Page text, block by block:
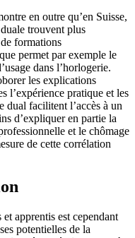
en outre qu’en Suisse,
trouvent plus
formations
permet par exemple le
dans l’horlogerie.
les explications
l’expérience pratique et les
dual facilitent l’accès à un
d’expliquer en partie la
et le chômage
de cette corrélation
apprentis est cependant
potentielles de la